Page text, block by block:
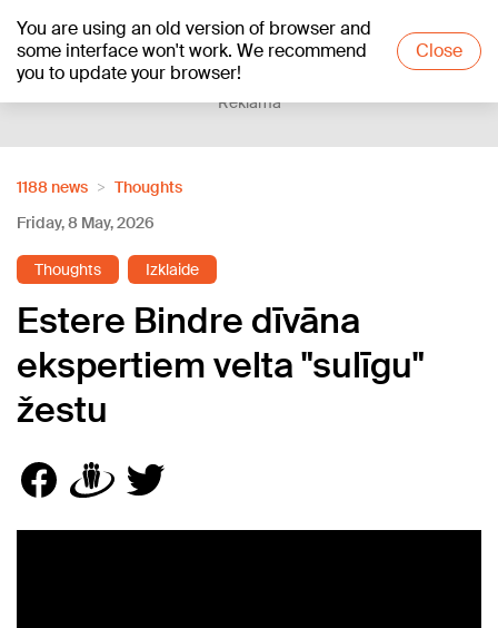
You are using an old version of browser and
some interface won't work. We recommend
you to update your browser!
Close
+23°C
Reklāma
1188 news
Thoughts
Friday, 8 May, 2026
Thoughts Izklaide
Estere Bindre dīvāna
ekspertiem velta "sulīgu"
žestu